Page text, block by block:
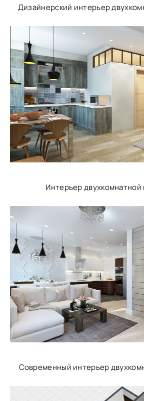
Дизайнерский интерьер
Интерьер двухкомнатной
Современный интерьер